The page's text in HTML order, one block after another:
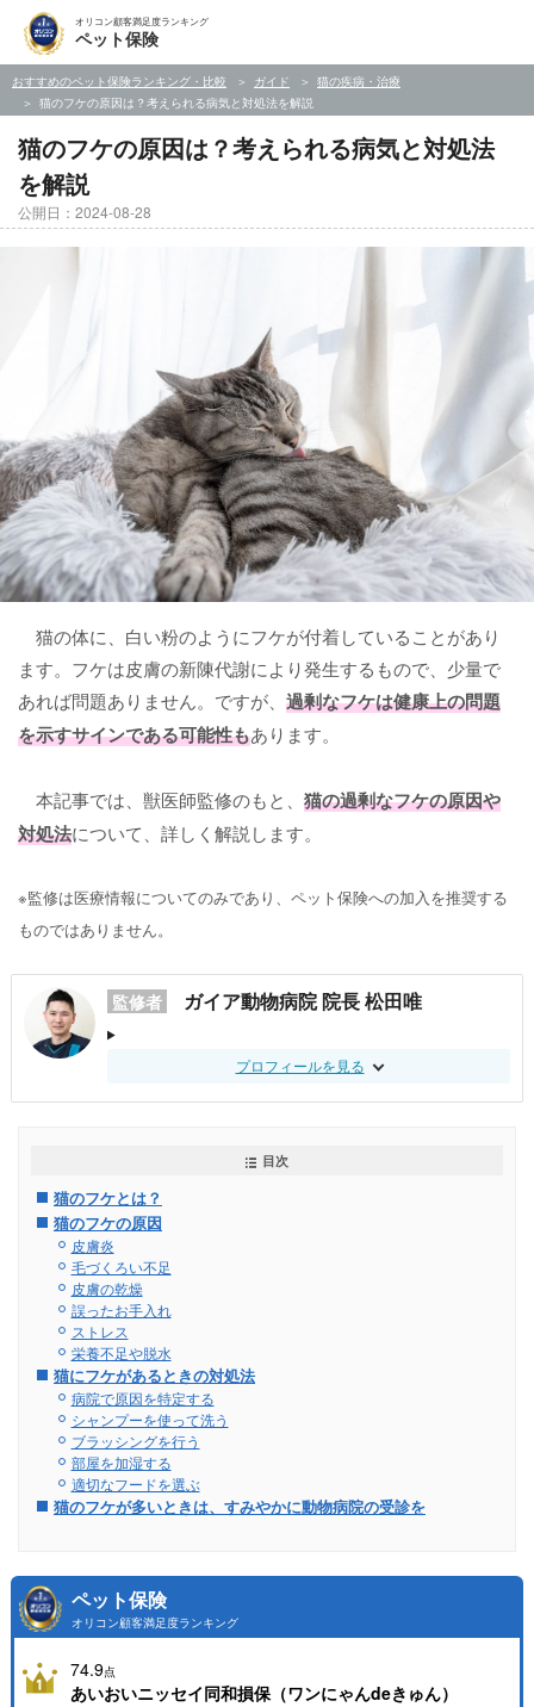
オリコン顧客満足度ランキング
ペット保険
おすすめのペット保険ランキング・比較 ガイド
猫の疾病・治療
猫のフケの原因は？考えられる病気と対処法を解説
猫のフケの原因は？考えられる病気と対処法
を解説
公開日：2024-08-28
猫の体に、白い粉のようにフケが付着していることがあり
ます。フケは皮膚の新陳代謝により発生するもので、少量で
あれば問題ありません。ですが、 過剰なフケは健康上の問題
を示すサインである可能性もあります。
本記事では、獣医師監修のもと、 猫の過剰なフケの原因や
対処法について、詳しく解説します。
※監修は医療情報についてのみであり、ペット保険への加入を推奨する
ものではありません。
監修者 ガイア動物病院 院長 松田唯
プロフィールを見る
目次
猫のフケとは？
猫のフケの原因
皮膚炎
毛づくろい不足
皮膚の乾燥
誤ったお手入れ
ストレス
栄養不足や脱水
猫にフケがあるときの対処法
病院で原因を特定する
シャンプーを使って洗う
ブラッシングを行う
部屋を加湿する
適切なフードを選ぶ
猫のフケが多いときは、すみやかに動物病院の受診を
ペット保険
オリコン顧客満足度ランキング
74.9点
あいおいニッセイ同和損保（ワンにゃんdeきゅん）